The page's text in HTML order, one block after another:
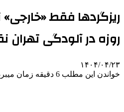
روزه در آلودگی تهران
۱۴۰۴/۰۴/۲۳
خواندن این مطلب 6 دقیقه زمان میبرد